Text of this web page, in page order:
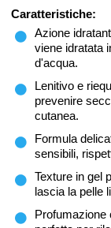
Caratteristiche:
Azione
viene idratata
d'acqua.
Lenitivo e
prevenire
cutanea.
Formula
sensibili,
Texture in gel
lascia la pelle
Profumazione